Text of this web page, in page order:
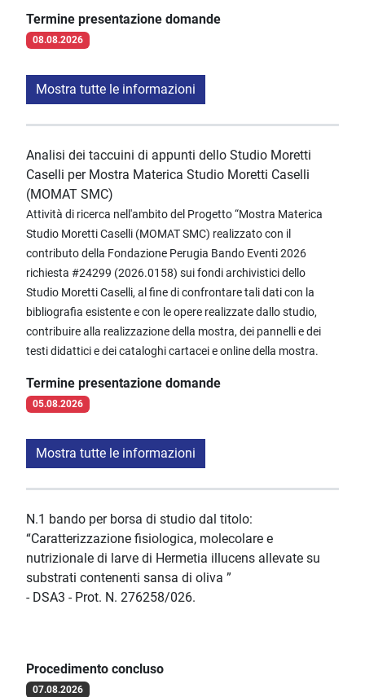
Termine presentazione domande
08.08.2026
Mostra tutte le informazioni
Analisi dei taccuini di appunti dello Studio Moretti
Caselli per Mostra Materica Studio Moretti Caselli
(MOMAT SMC)
Attività di ricerca nell'ambito del Progetto “Mostra Materica
Studio Moretti Caselli (MOMAT SMC) realizzato con il
contributo della Fondazione Perugia Bando Eventi 2026
richiesta #24299 (2026.0158) sui fondi archivistici dello
Studio Moretti Caselli, al fine di confrontare tali dati con la
bibliografia esistente e con le opere realizzate dallo studio,
contribuire alla realizzazione della mostra, dei pannelli e dei
testi didattici e dei cataloghi cartacei e online della mostra.
Termine presentazione domande
05.08.2026
Mostra tutte le informazioni
N.1 bando per borsa di studio dal titolo:
“Caratterizzazione fisiologica, molecolare e
nutrizionale di larve di Hermetia illucens allevate su
substrati contenenti sansa di oliva ”
- DSA3 - Prot. N. 276258/026.
Procedimento concluso
07.08.2026